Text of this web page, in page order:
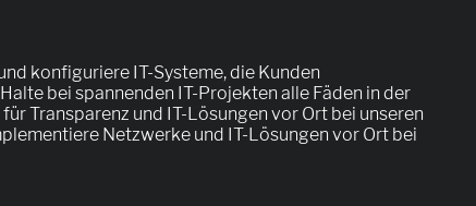
konfiguriere IT-Systeme, die Kunden
bei spannenden IT-Projekten alle Fäden in der
Transparenz und IT-Lösungen vor Ort bei unseren
Netzwerke und IT-Lösungen vor Ort bei